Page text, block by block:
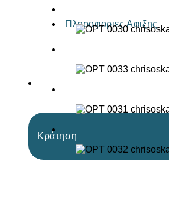
Πληροφοριες Αφιξης
Κράτηση